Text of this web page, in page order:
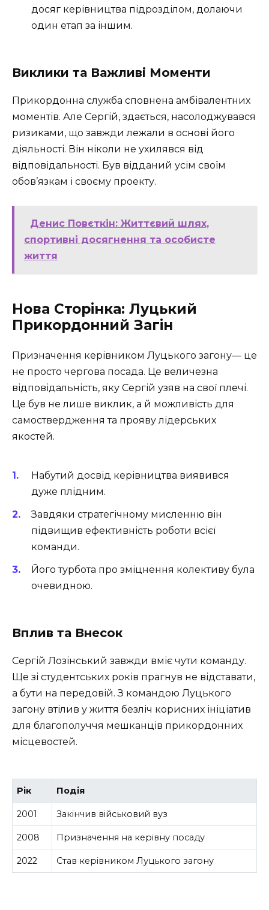
досяг керівництва підрозділом, долаючи
один етап за іншим.
Виклики та Важливі Моменти
Прикордонна служба сповнена амбівалентних
моментів. Але Сергій, здається, насолоджувався
ризиками, що завжди лежали в основі його
діяльності. Він ніколи не ухилявся від
відповідальності. Був відданий усім своїм
обов’язкам і своєму проекту.
Денис Повєткін: Життєвий шлях,
спортивні досягнення та особисте
життя
Нова Сторінка: Луцький
Прикордонний Загін
Призначення керівником Луцького загону— це
не просто чергова посада. Це величезна
відповідальність, яку Сергій узяв на свої плечі.
Це був не лише виклик, а й можливість для
самоствердження та прояву лідерських
якостей.
Набутий досвід керівництва виявився
дуже плідним.
Завдяки стратегічному мисленню він
підвищив ефективність роботи всієї
команди.
Його турбота про зміцнення колективу була
очевидною.
Вплив та Внесок
Сергій Лозінський завжди вміє чути команду.
Ще зі студентських років прагнув не відставати,
а бути на передовій. З командою Луцького
загону втілив у життя безліч корисних ініціатив
для благополуччя мешканців прикордонних
місцевостей.
Рік Подія
2001 Закінчив військовий вуз
2008 Призначення на керівну посаду
2022 Став керівником Луцького загону